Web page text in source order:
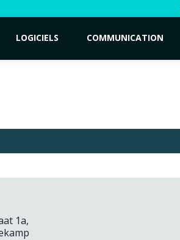
LOGICIELS COMMUNICATION
1a,